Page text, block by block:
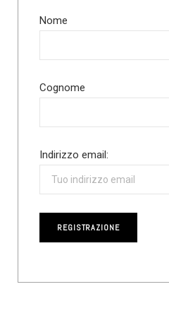
Nome
Cognome
Indirizzo email: